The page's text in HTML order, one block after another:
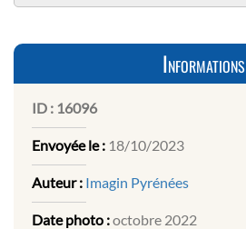
Informations
ID : 16096
Envoyée le : 18/10/2023
Auteur : Imagin Pyrénées
Date photo :octobre 2022